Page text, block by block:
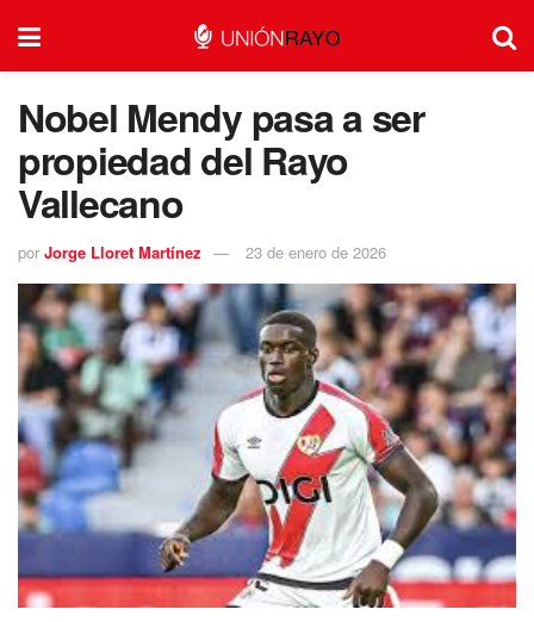
Nobel Mendy pasa a ser
propiedad del Rayo
Vallecano
por Jorge Lloret Martínez 23 de enero de 2026